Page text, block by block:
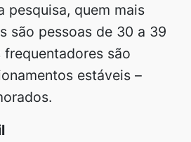
pesquisa, quem mais
são pessoas de 30 a 39
frequentadores são
estáveis –